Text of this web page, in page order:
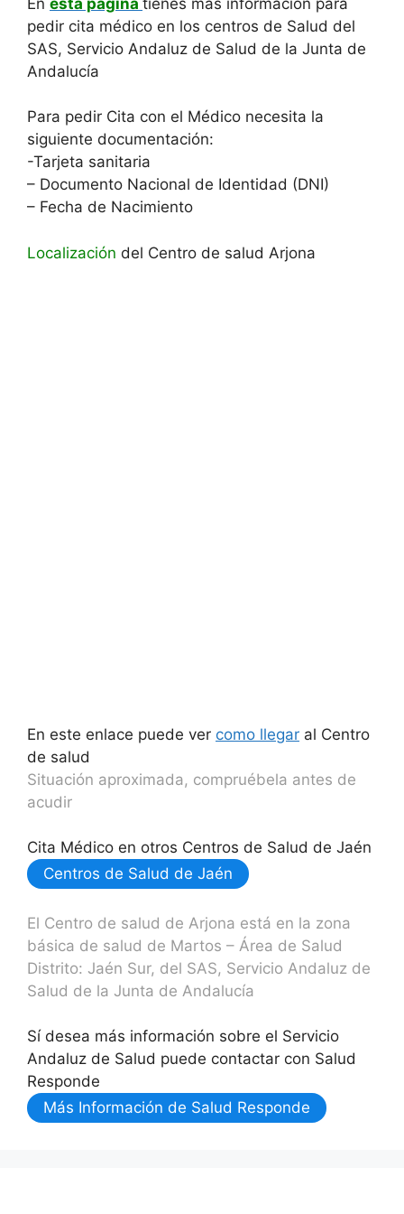
pedir cita médico en los centros de Salud del
SAS, Servicio Andaluz de Salud de la Junta de
Andalucía
Para pedir Cita con el Médico necesita la
siguiente documentación:
-Tarjeta sanitaria
– Documento Nacional de Identidad (DNI)
– Fecha de Nacimiento
Localización del Centro de salud Arjona
En este enlace puede ver como llegar al Centro
de salud
Situación aproximada, compruébela antes de
acudir
Cita Médico en otros Centros de Salud de Jaén
Centros de Salud de Jaén
El Centro de salud de Arjona está en la zona
básica de salud de Martos – Área de Salud
Distrito: Jaén Sur, del SAS, Servicio Andaluz de
Salud de la Junta de Andalucía
Sí desea más información sobre el Servicio
Andaluz de Salud puede contactar con Salud
Responde
Más Información de Salud Responde